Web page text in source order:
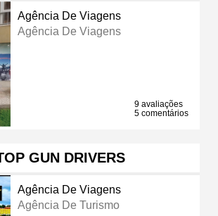
Agência De Viagens
Agência De Viagens
9 avaliações
5 comentários
GUN DRIVERS
Agência De Viagens
Agência De Turismo